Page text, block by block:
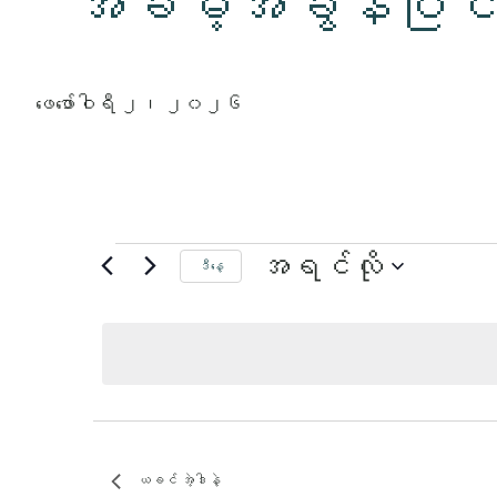
ဖေဖော်ဝါရီ ၂၊ ၂၀၂၆
ဒါနဲ့ဒီနေ့ အရင်လို
ယခင် အဲ့ဒါနဲ့